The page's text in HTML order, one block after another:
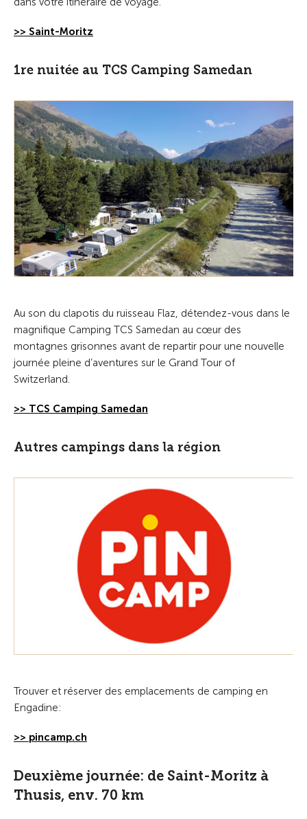
>> Saint-Moritz
1re nuitée au TCS Camping Samedan
Au son du clapotis du ruisseau Flaz, détendez-vous dans le
magnifique Camping TCS Samedan au cœur des
montagnes grisonnes avant de repartir pour une nouvelle
journée pleine d’aventures sur le Grand Tour of
Switzerland.
>> TCS Camping Samedan
Autres campings dans la région
Trouver et réserver des emplacements de camping en
Engadine:
>> pincamp.ch
Deuxième journée: de Saint-Moritz à
Thusis, env. 70 km